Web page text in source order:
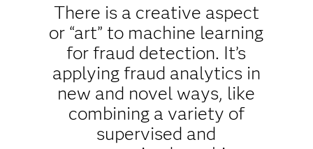
There is a creative aspect
or “art” to machine learning
for fraud detection. It’s
applying fraud analytics in
new and novel ways, like
combining a variety of
supervised and